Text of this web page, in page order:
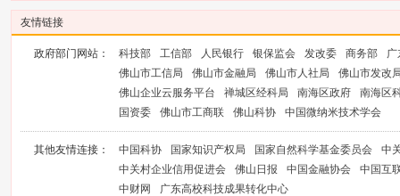
友情链接
政府部门网站： 科技部 工信部 人民银行 银保监会 发改委 商务部
广
佛山市工信局
佛山市金融局 佛山市人社局
佛山市发改
佛山企业云服务平台
禅城区经科局 南海区政府
南海区
国资委
佛山市工商联 佛山科协 中国微纳米技术学会
其他友情连接： 中国科协 国家知识产权局 国家自然科学基金委员会
中
中关村企业信用促进会
佛山日报 中国金融协会
中国互
中财网
广东高校科技成果转化中心